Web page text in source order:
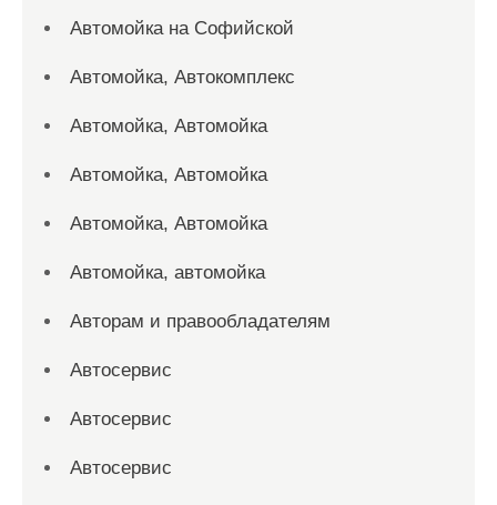
Автомойка на Софийской
Автомойка, Автокомплекс
Автомойка, Автомойка
Автомойка, Автомойка
Автомойка, Автомойка
Автомойка, автомойка
Авторам и правообладателям
Автосервис
Автосервис
Автосервис